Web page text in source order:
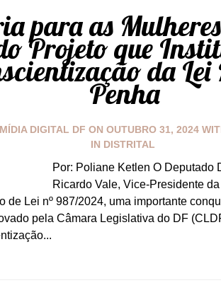
para as
Projeto que
da
Penha
MÍDIA DIGITAL DF ONOUTUBRO 31, 2024
IN DISTRITAL
Por: Poliane Ketlen O Deputado
Ricardo Vale, Vice-Presidente
de Lei nº 987/2024, uma importante
pela Câmara Legislativa do DF